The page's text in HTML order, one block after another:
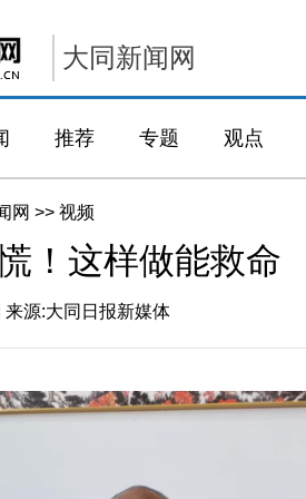
大同新闻网
推荐 专题 观点
网 >> 视频
！这样做能救命
| 来源:大同日报新媒体